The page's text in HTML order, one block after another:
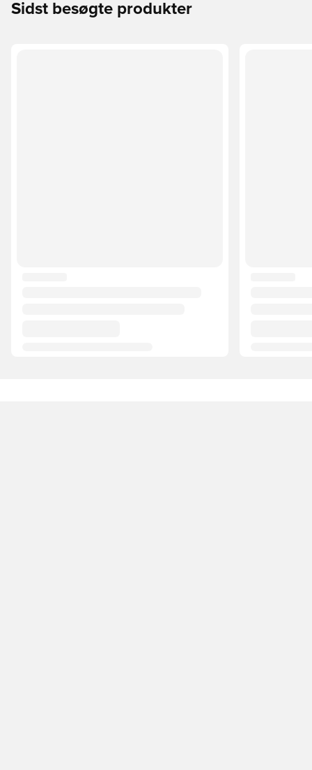
Sidst besøgte produkter